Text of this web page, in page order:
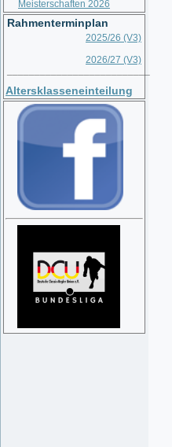
Meisterschaften 2026
Rahmenterminplan
2025/26 (V3)
2026/27 (V3)
Altersklasseneinteilung